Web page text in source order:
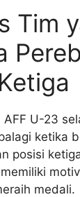
Tim
AFF U-23
ketika
posisi
medali.